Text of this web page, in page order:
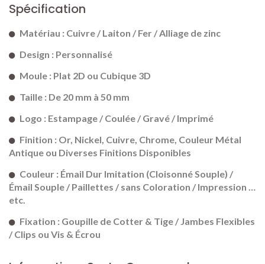
Spécification
Matériau : Cuivre / Laiton / Fer / Alliage de zinc
Design : Personnalisé
Moule : Plat 2D ou Cubique 3D
Taille : De 20 mm à 50 mm
Logo : Estampage / Coulée / Gravé / Imprimé
Finition : Or, Nickel, Cuivre, Chrome, Couleur Métal
Antique ou Diverses Finitions Disponibles
Couleur : Émail Dur Imitation (Cloisonné Souple) /
Émail Souple / Paillettes / sans Coloration / Impression …
etc.
Fixation : Goupille de Cotter & Tige / Jambes Flexibles
/ Clips ou Vis & Écrou